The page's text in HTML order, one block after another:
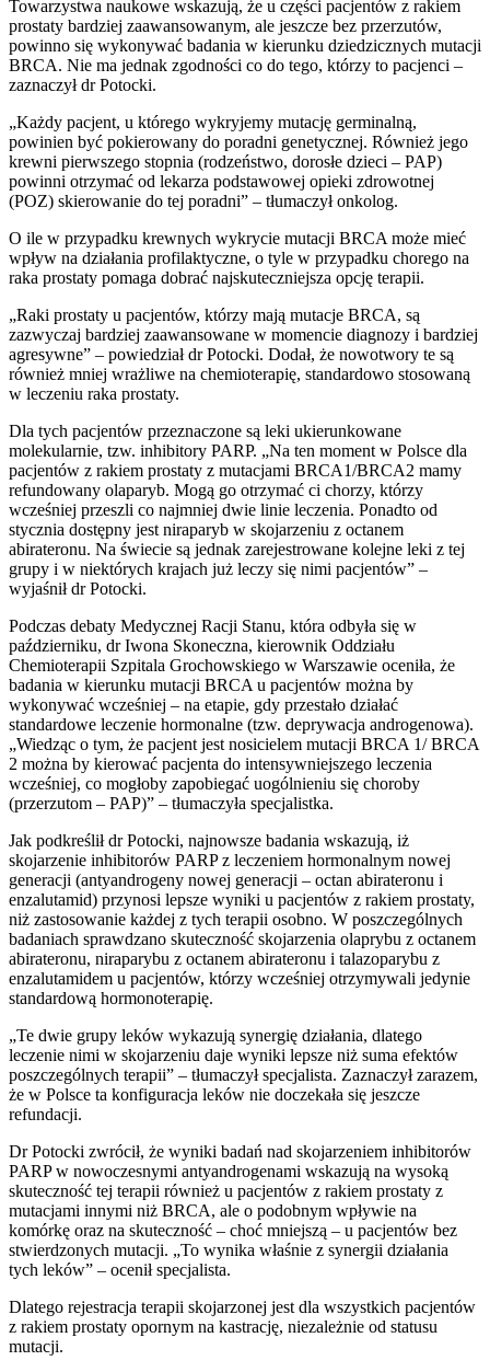
Towarzystwa naukowe wskazują, że u części pacjentów z rakiem
prostaty bardziej zaawansowanym, ale jeszcze bez przerzutów,
powinno się wykonywać badania w kierunku dziedzicznych mutacji
BRCA. Nie ma jednak zgodności co do tego, którzy to pacjenci –
zaznaczył dr Potocki.
„Każdy pacjent, u którego wykryjemy mutację germinalną,
powinien być pokierowany do poradni genetycznej. Również jego
krewni pierwszego stopnia (rodzeństwo, dorosłe dzieci – PAP)
powinni otrzymać od lekarza podstawowej opieki zdrowotnej
(POZ) skierowanie do tej poradni” – tłumaczył onkolog.
O ile w przypadku krewnych wykrycie mutacji BRCA może mieć
wpływ na działania profilaktyczne, o tyle w przypadku chorego na
raka prostaty pomaga dobrać najskuteczniejsza opcję terapii.
„Raki prostaty u pacjentów, którzy mają mutacje BRCA, są
zazwyczaj bardziej zaawansowane w momencie diagnozy i bardziej
agresywne” – powiedział dr Potocki. Dodał, że nowotwory te są
również mniej wrażliwe na chemioterapię, standardowo stosowaną
w leczeniu raka prostaty.
Dla tych pacjentów przeznaczone są leki ukierunkowane
molekularnie, tzw. inhibitory PARP. „Na ten moment w Polsce dla
pacjentów z rakiem prostaty z mutacjami BRCA1/BRCA2 mamy
refundowany olaparyb. Mogą go otrzymać ci chorzy, którzy
wcześniej przeszli co najmniej dwie linie leczenia. Ponadto od
stycznia dostępny jest niraparyb w skojarzeniu z octanem
abirateronu. Na świecie są jednak zarejestrowane kolejne leki z tej
grupy i w niektórych krajach już leczy się nimi pacjentów” –
wyjaśnił dr Potocki.
Podczas debaty Medycznej Racji Stanu, która odbyła się w
październiku, dr Iwona Skoneczna, kierownik Oddziału
Chemioterapii Szpitala Grochowskiego w Warszawie oceniła, że
badania w kierunku mutacji BRCA u pacjentów można by
wykonywać wcześniej – na etapie, gdy przestało działać
standardowe leczenie hormonalne (tzw. deprywacja androgenowa).
„Wiedząc o tym, że pacjent jest nosicielem mutacji BRCA 1/ BRCA
2 można by kierować pacjenta do intensywniejszego leczenia
wcześniej, co mogłoby zapobiegać uogólnieniu się choroby
(przerzutom – PAP)” – tłumaczyła specjalistka.
Jak podkreślił dr Potocki, najnowsze badania wskazują, iż
skojarzenie inhibitorów PARP z leczeniem hormonalnym nowej
generacji (antyandrogeny nowej generacji – octan abirateronu i
enzalutamid) przynosi lepsze wyniki u pacjentów z rakiem prostaty,
niż zastosowanie każdej z tych terapii osobno. W poszczególnych
badaniach sprawdzano skuteczność skojarzenia olaprybu z octanem
abirateronu, niraparybu z octanem abirateronu i talazoparybu z
enzalutamidem u pacjentów, którzy wcześniej otrzymywali jedynie
standardową hormonoterapię.
„Te dwie grupy leków wykazują synergię działania, dlatego
leczenie nimi w skojarzeniu daje wyniki lepsze niż suma efektów
poszczególnych terapii” – tłumaczył specjalista. Zaznaczył zarazem,
że w Polsce ta konfiguracja leków nie doczekała się jeszcze
refundacji.
Dr Potocki zwrócił, że wyniki badań nad skojarzeniem inhibitorów
PARP w nowoczesnymi antyandrogenami wskazują na wysoką
skuteczność tej terapii również u pacjentów z rakiem prostaty z
mutacjami innymi niż BRCA, ale o podobnym wpływie na
komórkę oraz na skuteczność – choć mniejszą – u pacjentów bez
stwierdzonych mutacji. „To wynika właśnie z synergii działania
tych leków” – ocenił specjalista.
Dlatego rejestracja terapii skojarzonej jest dla wszystkich pacjentów
z rakiem prostaty opornym na kastrację, niezależnie od statusu
mutacji.